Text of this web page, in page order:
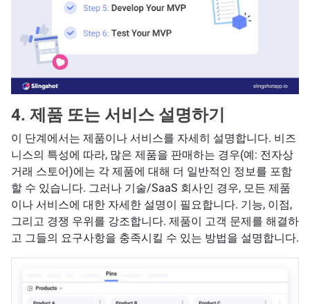
4. 제품 또는 서비스 설명하기
이 단계에서는 제품이나 서비스를 자세히 설명합니다. 비즈
니스의 특성에 따라, 많은 제품을 판매하는 경우(예: 전자상
거래 스토어)에는 각 제품에 대해 더 일반적인 정보를 포함
할 수 있습니다. 그러나 기술/SaaS 회사인 경우, 모든 제품
이나 서비스에 대한 자세한 설명이 필요합니다. 기능, 이점,
그리고 경쟁 우위를 강조합니다. 제품이 고객 문제를 해결하
고 그들의 요구사항을 충족시킬 수 있는 방법을 설명합니다.